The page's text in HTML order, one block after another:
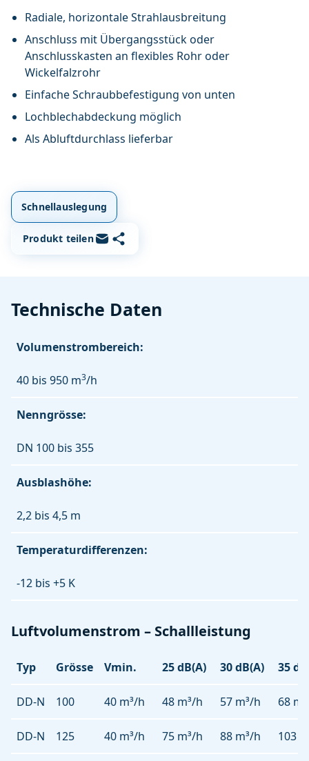
Radiale, horizontale Strahlausbreitung
Anschluss mit Übergangsstück oder
Anschlusskasten an flexibles Rohr oder
Wickelfalzrohr
Einfache Schraubbefestigung von unten
Lochblechabdeckung möglich
Als Abluftdurchlass lieferbar
Schnellauslegung
Produkt teilenPer E-Mail teilen
Link kopieren
Technische Daten
Volumenstrombereich:
40 bis 950 m3/h
Nenngrösse:
DN 100 bis 355
Ausblashöhe:
2,2 bis 4,5 m
Temperaturdifferenzen:
-12 bis +5 K
Luftvolumenstrom – Schallleistung
Typ Grösse Vmin. 25 dB(A) 30 dB(A) 35
DD-N 100 40 m³/h 48 m³/h 57 m³/h 68
DD-N 125 40 m³/h 75 m³/h 88 m³/h 103